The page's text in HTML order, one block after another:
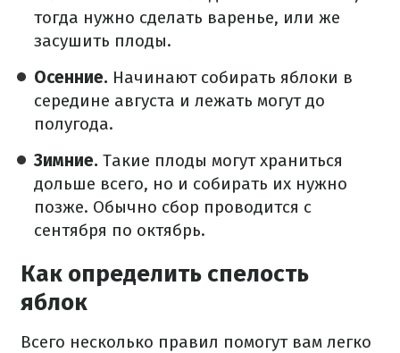
тогда нужно сделать варенье, или же
засушить плоды.
Осенние. Начинают собирать яблоки в
середине августа и лежать могут до
полугода.
Зимние. Такие плоды могут храниться
дольше всего, но и собирать их нужно
позже. Обычно сбор проводится с
сентября по октябрь.
Как определить спелость
яблок
Всего несколько правил помогут вам легко